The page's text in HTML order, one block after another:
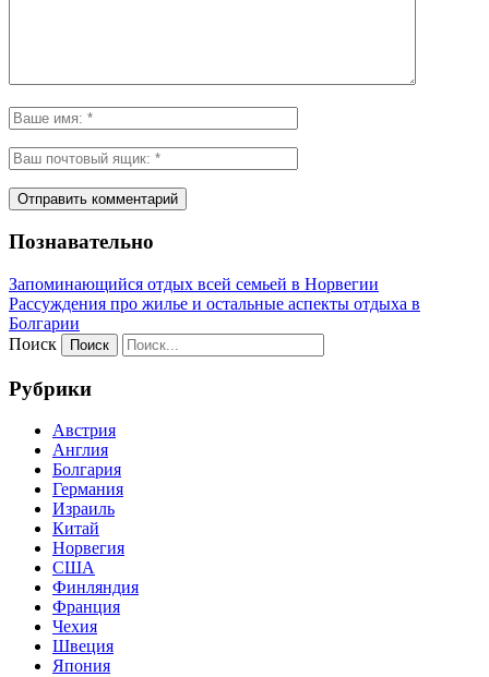
Познавательно
Запоминающийся отдых всей семьей в Норвегии
Рассуждения про жилье и остальные аспекты отдыха в
Болгарии
Поиск
Рубрики
Австрия
Англия
Болгария
Германия
Израиль
Китай
Норвегия
США
Финляндия
Франция
Чехия
Швеция
Япония